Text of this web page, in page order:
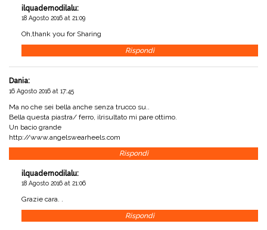
ilquadernodilalu:
18 Agosto 2016 at 21:09
Oh,thank you for Sharing
Rispondi
Dania:
16 Agosto 2016 at 17:45
Ma no che sei bella anche senza trucco su..
Bella questa piastra/ ferro, ilrisultato mi pare ottimo.
Un bacio grande
http://www.angelswearheels.com
Rispondi
ilquadernodilalu:
18 Agosto 2016 at 21:06
Grazie cara. .
Rispondi